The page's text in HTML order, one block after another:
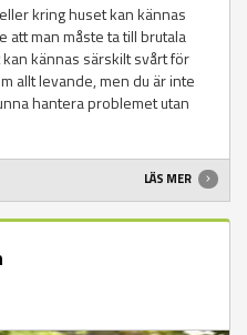
kring huset kan kännas
man måste ta till brutala
kännas särskilt svårt för
allt levande, men du är inte
hantera problemet utan
LÄS MER